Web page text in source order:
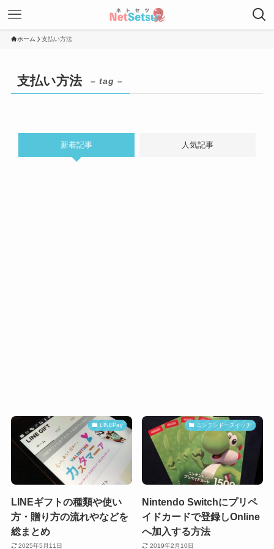
ホーム 支払い方法
支払い方法 – tag –
新着記事 人気記事
LINEPay
LINEギフトの種類や使い
方・贈り方の流れやなどを
総まとめ
2025年5月11日
ニンテンドースイッチ
Nintendo Switchにプリペ
イドカードで登録しOnline
へ加入する方法
2019年2月10日